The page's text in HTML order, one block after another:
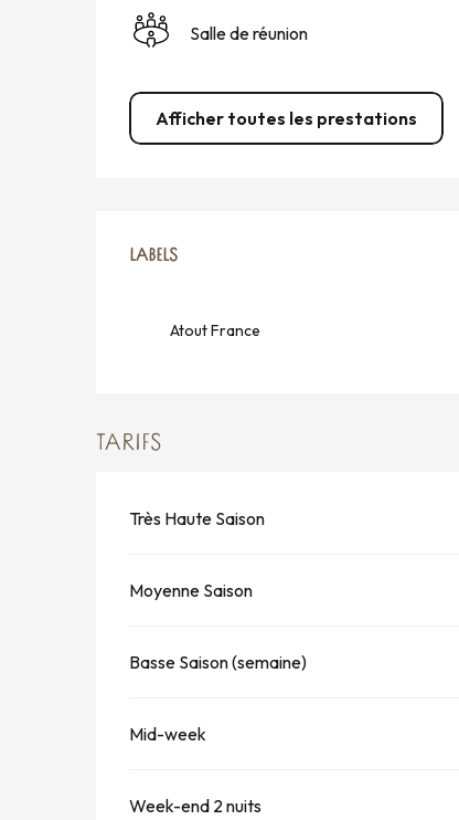
Salle de réunion
Afficher toutes les prestations
OFFRES DE
LABELS
LABELS
Atout France
TARIFS
Très Haute Saison
Moyenne Saison
Basse Saison (semaine)
Mid-week
Week-end 2 nuits